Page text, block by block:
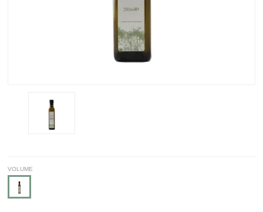
VOLUME